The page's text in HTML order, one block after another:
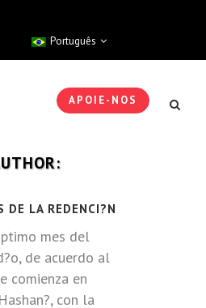
Português
APOIE-NOS
DE LA REDENCI?N
mes del
de acuerdo al
comienza en
con la